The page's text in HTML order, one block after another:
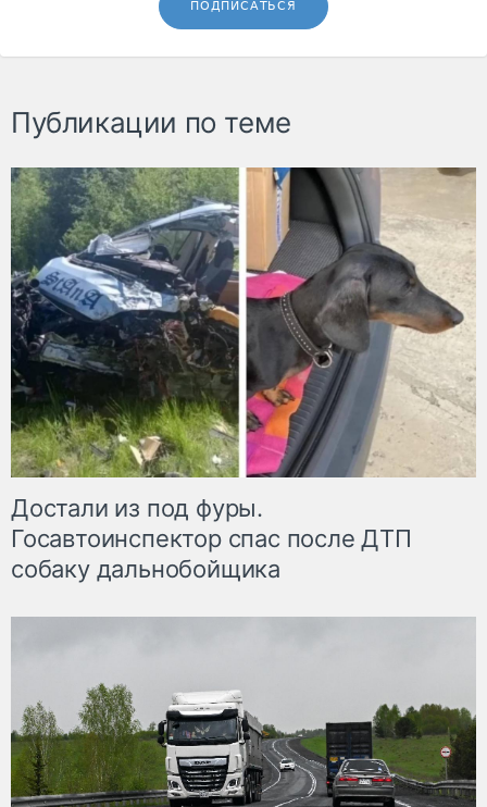
ПОДПИСАТЬСЯ
Публикации по теме
Достали из под фуры.
Госавтоинспектор спас после ДТП
собаку дальнобойщика